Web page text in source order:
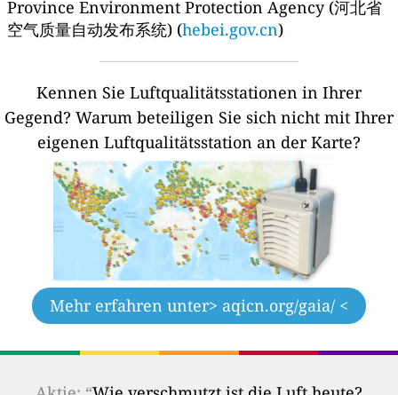
Province Environment Protection Agency (河北省
空气质量自动发布系统) (hebei.gov.cn)
Kennen Sie Luftqualitätsstationen in Ihrer
Gegend? Warum beteiligen Sie sich nicht mit Ihrer
eigenen Luftqualitätsstation an der Karte?
Mehr erfahren unter> aqicn.org/gaia/ <